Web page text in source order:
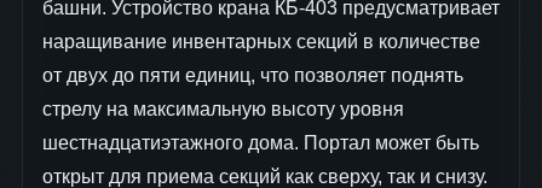
башни. Устройство крана КБ-403 предусматривает
наращивание инвентарных секций в количестве
от двух до пяти единиц, что позволяет поднять
стрелу на максимальную высоту уровня
шестнадцатиэтажного дома. Портал может быть
открыт для приема секций как сверху, так и снизу.